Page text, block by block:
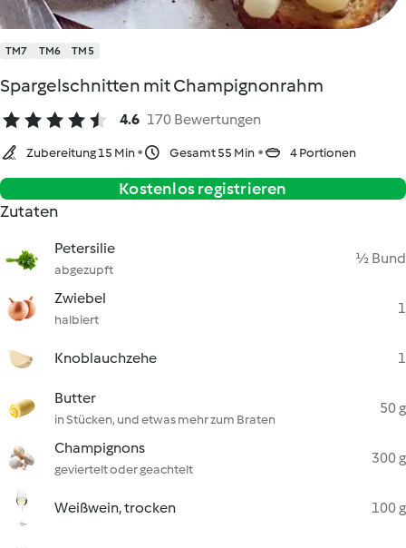
TM7 TM6 TM5
Spargelschnitten mit Champignonrahm
4.6 170 Bewertungen
Zubereitung 15 Min Gesamt 55 Min 4 Portionen
Kostenlos registrieren
Zutaten
Petersilie
abgezupft
½ Bund
Zwiebel
halbiert
1
Knoblauchzehe 1
Butter
in Stücken, und etwas mehr zum Braten
50 g
Champignons
geviertelt oder geachtelt
300 g
Weißwein, trocken 100 g